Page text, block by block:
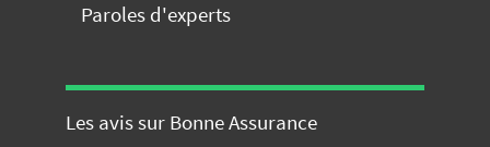
Paroles d'experts
Les avis sur Bonne Assurance